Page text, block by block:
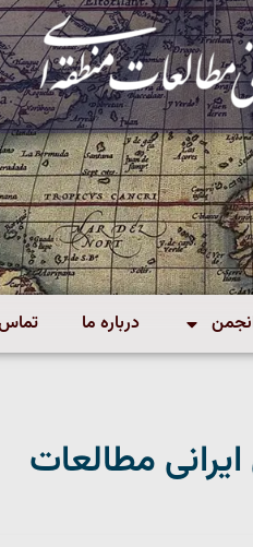
درباره ما تماس
مطالعات